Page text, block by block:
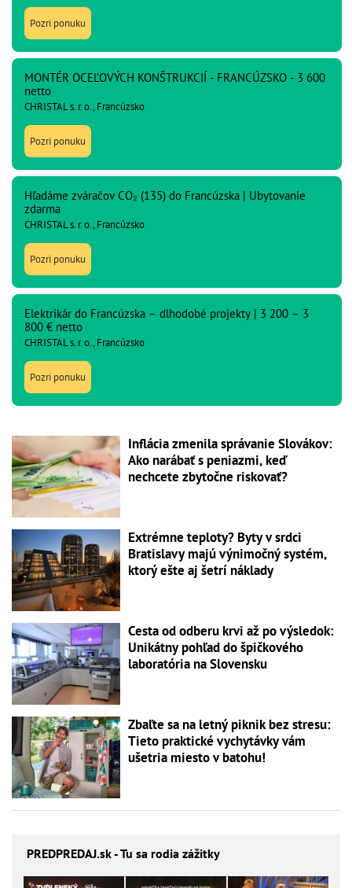
Pozri ponuku
MONTÉR OCEĽOVÝCH KONŠTRUKCIÍ - FRANCÚZSKO - 3 600
netto
CHRISTAL s. r. o., Francúzsko
Pozri ponuku
Hľadáme zváračov CO₂ (135) do Francúzska | Ubytovanie
zdarma
CHRISTAL s. r. o., Francúzsko
Pozri ponuku
Elektrikár do Francúzska – dlhodobé projekty | 3 200 – 3
800 € netto
CHRISTAL s. r. o., Francúzsko
Pozri ponuku
Inflácia zmenila správanie Slovákov:
Ako narábať s peniazmi, keď
nechcete zbytočne riskovať?
Extrémne teploty? Byty v srdci
Bratislavy majú výnimočný systém,
ktorý ešte aj šetrí náklady
Cesta od odberu krvi až po výsledok:
Unikátny pohľad do špičkového
laboratória na Slovensku
Zbaľte sa na letný piknik bez stresu:
Tieto praktické vychytávky vám
ušetria miesto v batohu!
PREDPREDAJ.sk - Tu sa rodia zážitky